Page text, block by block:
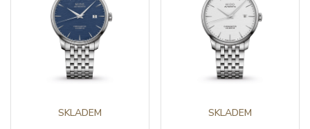
SKLADEM SKLADEM